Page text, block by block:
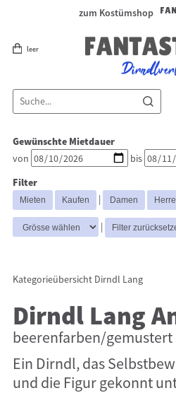
zum Kostümshop
leer
Dirndl
Lederhosen Zubehör
Kostüme
Dirndl Mittel Dirndl
Kurz
Gewünschte Mietdauer
von bis
Filter
|
|
Kategorieübersicht Dirndl Lang
Dirndl Lang
beerenfarben/gemustert
Ein Dirndl, das
und die Figur gekonnt